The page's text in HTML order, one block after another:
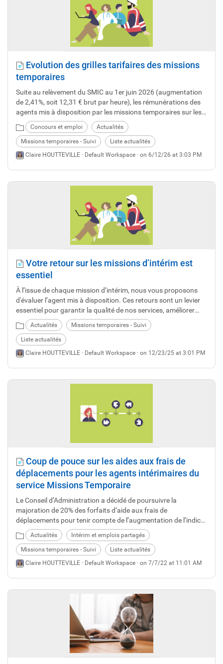
Evolution des grilles tarifaires des missions
temporaires
Suite au relèvement du SMIC au 1er juin 2026 (augmentation
de 2,41%, soit 12,31 € brut par heure), les rémunérations des
agents mis à disposition par les missions temporaires sur les
1ers échelons des grilles ont été ajustées.
Concours et emploi Actualités
Missions temporaires - Suivi
Liste actualités
Claire HOUTTEVILLE · Default Workspace · on 6/12/26 at 3:03 PM
Votre retour sur les missions d’intérim est
essentiel
À l’issue de chaque mission d’intérim, nous vous proposons
d'évaluer l’agent mis à disposition. Ces retours sont un levier
essentiel pour garantir la qualité de nos services, améliorer
l’accompagnement des agents et répondre toujours mieux à
vos besoins.
Actualités Missions temporaires - Suivi
Liste actualités
Claire HOUTTEVILLE · Default Workspace · on 12/23/25 at 3:01 PM
Coup de pouce sur les aides aux frais de
déplacements pour les agents intérimaires du
service Missions Temporaire
Le Conseil d’Administration a décidé de poursuivre la
majoration de 20% des forfaits d’aide aux frais de
déplacements pour tenir compte de l’augmentation de l’indice
des prix à la consommation.
Actualités Intérim et emplois partagés
Missions temporaires - Suivi
Liste actualités
Claire HOUTTEVILLE · Default Workspace · on 7/7/22 at 11:01 AM